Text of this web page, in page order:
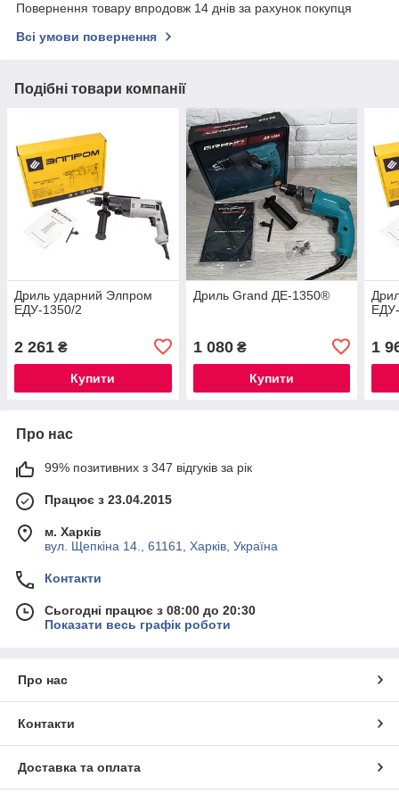
Повернення товару впродовж 14 днів за рахунок покупця
Всі умови повернення
Подібні товари компанії
Дриль ударний Элпром
ЕДУ-1350/2
2 261 ₴
Купити
Дриль Grand ДЕ-1350®
1 080₴
Купити
1
Про нас
99% позитивних з 347 відгуків за рік
Працює з 23.04.2015
м. Харків
вул. Щепкіна 14., 61161, Харків, Україна
Контакти
Сьогодні працює з 08:00 до 20:30
Показати весь графік роботи
Про нас
Контакти
Доставка та оплата